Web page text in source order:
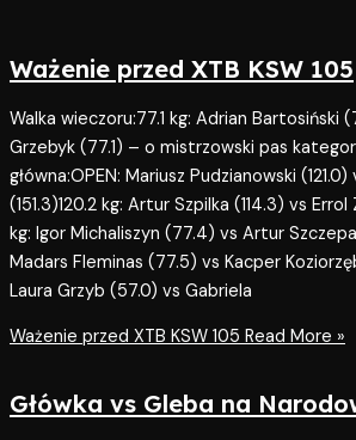
Ważenie przed XTB KSW 105
Walka wieczoru:77.1 kg: Adrian Bartosiński
Grzebyk (77.1) – o mistrzowski pas
główna:OPEN: Mariusz Pudzianowski
(151.3)120.2 kg: Artur Szpilka (114.3) vs Errol
kg: Igor Michaliszyn (77.4) vs Artur
Madars Fleminas (77.5) vs Kacper
Laura Grzyb (57.0) vs Gabriela
Ważenie przed XTB KSW 105 Read More »
Główka vs Gleba na